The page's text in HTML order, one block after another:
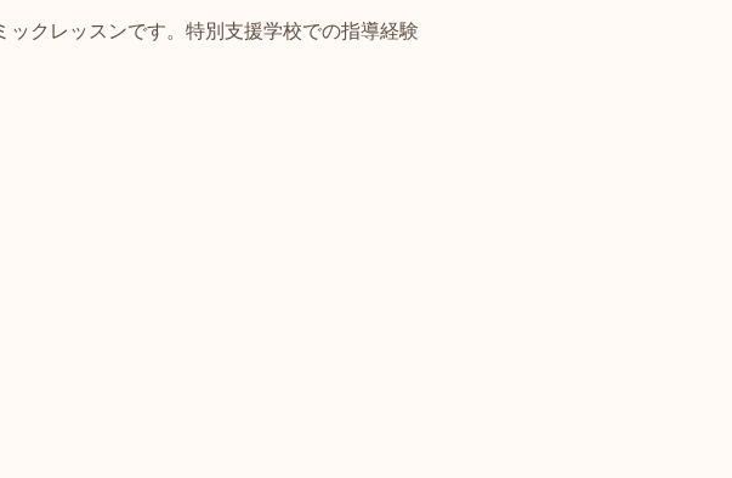
クレッスンです。特別支援学校での指導経験